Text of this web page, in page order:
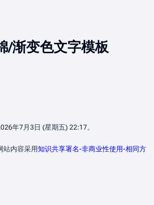
/渐变色文字模板
年7月3日 (星期五) 22:17。
站内容采用知识共享署名-非商业性使用-相同方